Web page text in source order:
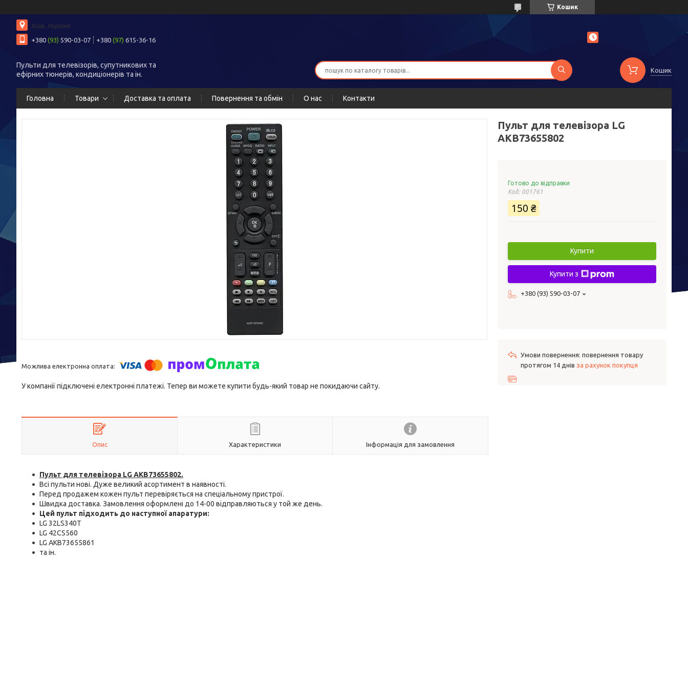
Кошик
Київ, Україна
+380 (93) 590-03-07 +380 (97) 615-36-16
Пульти для телевізорів, супутникових та
ефірних тюнерів, кондиціонерів та ін.
Кошик
Головна Товари Доставка та оплата Повернення та обмін О нас Контакти
У компанії підключені електронні платежі. Тепер ви можете купити будь-який товар не покидаючи сайту.
Опис Характеристики Інформація для замовлення
Пульт для телевізора LG AKB73655802.
Всі пульти нові. Дуже великий асортимент в наявності.
Перед продажем кожен пульт перевіряється на спеціальному пристрої.
Швидка доставка. Замовлення оформлені до 14-00 відправляються у той же день.
Цей пульт підходить до наступної апаратури:
LG 32LS340T
LG 42CS560
LG AKB73655861
та ін.
Пульт для телевізора LG
AKB73655802
Готово до відправки
Код: 001761
150 ₴
Купити
Купити з
+380 (93) 590-03-07
повернення товару
протягом 14 днів за рахунок покупця